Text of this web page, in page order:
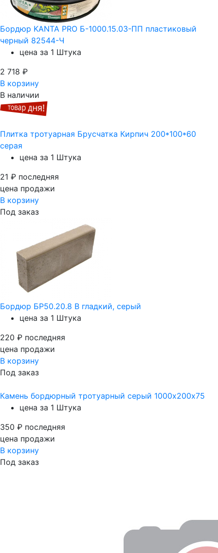
Бордюр KANTA PRO Б-1000.15.03-ПП пластиковый
черный 82544-Ч
цена за 1 Штука
2 718 ₽
В корзину
В наличии
Плитка тротуарная Брусчатка Кирпич 200*100*60
серая
цена за 1 Штука
21 ₽ последняя
цена продажи
В корзину
Под заказ
Бордюр БР50.20.8 В гладкий, серый
цена за 1 Штука
220 ₽ последняя
цена продажи
В корзину
Под заказ
Камень бордюрный тротуарный серый 1000х200х75
цена за 1 Штука
350 ₽ последняя
цена продажи
В корзину
Под заказ